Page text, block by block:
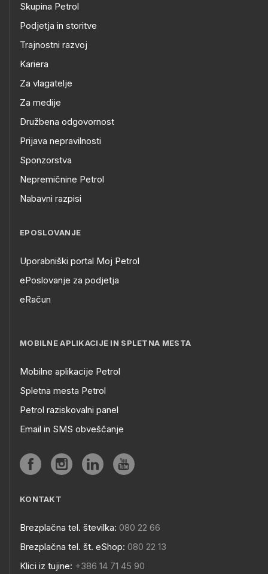
Skupina Petrol
Podjetja in storitve
Trajnostni razvoj
Kariera
Za vlagatelje
Za medije
Družbena odgovornost
Prijava nepravilnosti
Sponzorstva
Nepremičnine Petrol
Nabavni razpisi
EPOSLOVANJE
Uporabniški portal Moj Petrol
ePoslovanje za podjetja
eRačun
MOBILNE APLIKACIJE IN SPLETNA MESTA
Mobilne aplikacije Petrol
Spletna mesta Petrol
Petrol raziskovalni panel
Email in SMS obveščanje
KONTAKT
Brezplačna tel. številka: 080 22 66
Brezplačna tel. št. eShop: 080 22 13
Klici iz tujine: +386 14 71 45 90